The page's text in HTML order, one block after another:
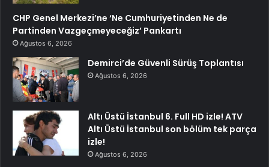
CHP Genel Merkezi’ne ‘Ne Cumhuriyetinden Ne de
Partinden Vazgeçmeyeceğiz’ Pankartı
Ağustos 6, 2026
Demirci’de Güvenli Sürüş Toplantısı
Ağustos 6, 2026
Altı Üstü İstanbul 6. Full HD izle! ATV
Altı Üstü İstanbul son bölüm tek parça
izle!
Ağustos 6, 2026